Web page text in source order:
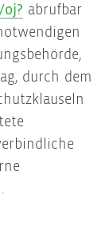
oj? abrufbar
durch dem